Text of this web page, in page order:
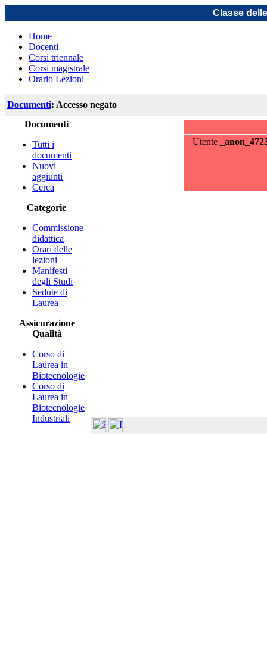
Classe
Home
Docenti
Corsi triennale
Corsi magistrale
Orario Lezioni
Documenti: Accesso negato
Documenti
Tutti i
documenti
Nuovi
aggiunti
Cerca
Categorie
Commissione
didattica
Orari delle
lezioni
Manifesti
degli Studi
Sedute di
Laurea
Assicurazione
Qualità
Corso di
Laurea in
Biotecnologie
Corso di
Laurea in
Biotecnologie
Industriali
Utente